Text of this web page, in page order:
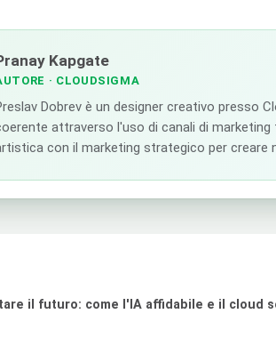
Kapgate
· CLOUDSIGMA
Dobrev è un designer creativo presso
attraverso l'uso di canali di marketing
con il marketing strategico per creare
il futuro: come l'IA affidabile e il cloud